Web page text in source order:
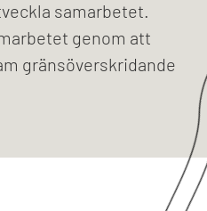
samarbetet.
genom att
gränsöverskridande